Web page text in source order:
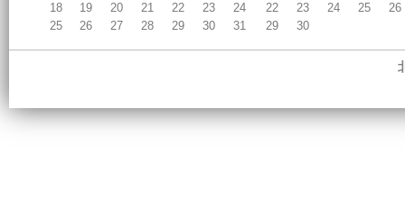
18
19 20 21 22 23
24
25
26 27 28 29 30 31
22
23 24 25
26
29
30